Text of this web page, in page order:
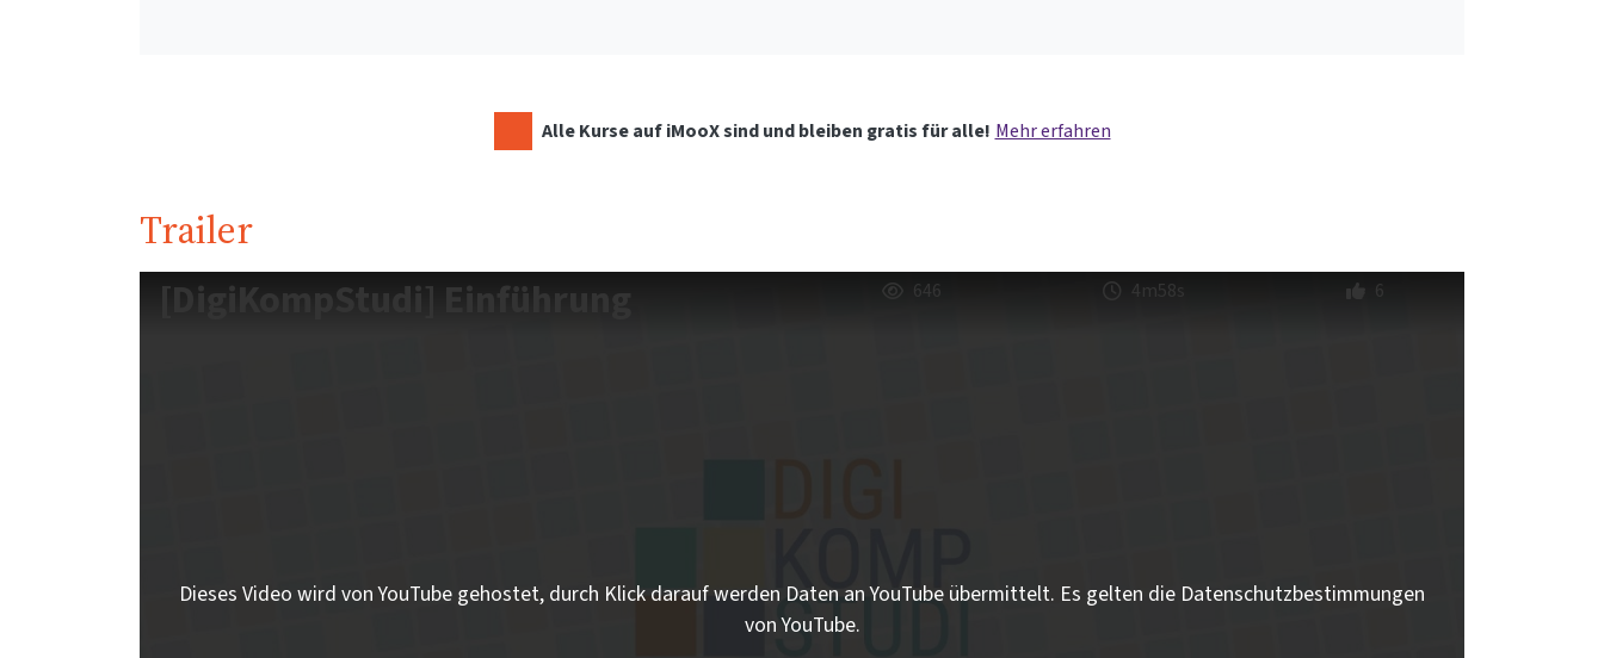
Alle Kurse auf iMooX sind und bleiben gratis für alle! Mehr erfahren
Trailer
[DigiKompStudi] Einführung 646 4m58s 6
Dieses Video wird von YouTube gehostet, durch Klick darauf werden Daten an YouTube übermittelt. Es gelten die Datenschutzbestimmungen
von YouTube.